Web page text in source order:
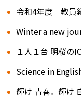
令和4年度 教員
Winter a new
１人１台 明桜の
Science in
輝け 青春。輝け